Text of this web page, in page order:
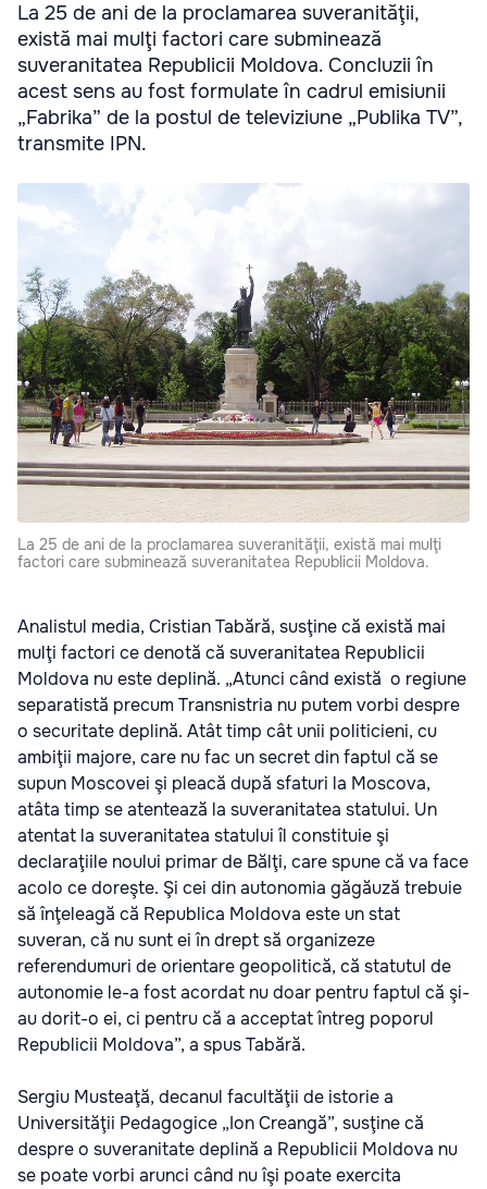
La 25 de ani de la proclamarea suveranităţii,
există mai mulţi factori care subminează
suveranitatea Republicii Moldova. Concluzii în
acest sens au fost formulate în cadrul emisiunii
„Fabrika” de la postul de televiziune „Publika TV”,
transmite IPN.
La 25 de ani de la proclamarea suveranităţii, există mai mulţi
factori care subminează suveranitatea Republicii Moldova.
Analistul media, Cristian Tabără, susţine că există mai
mulţi factori ce denotă că suveranitatea Republicii
Moldova nu este deplină. „Atunci când există o regiune
separatistă precum Transnistria nu putem vorbi despre
o securitate deplină. Atât timp cât unii politicieni, cu
ambiţii majore, care nu fac un secret din faptul că se
supun Moscovei şi pleacă după sfaturi la Moscova,
atâta timp se atentează la suveranitatea statului. Un
atentat la suveranitatea statului îl constituie şi
declaraţiile noului primar de Bălţi, care spune că va face
acolo ce doreşte. Şi cei din autonomia găgăuză trebuie
să înţeleagă că Republica Moldova este un stat
suveran, că nu sunt ei în drept să organizeze
referendumuri de orientare geopolitică, că statutul de
autonomie le-a fost acordat nu doar pentru faptul că şi-
au dorit-o ei, ci pentru că a acceptat întreg poporul
Republicii Moldova”, a spus Tabără.
Sergiu Musteaţă, decanul facultăţii de istorie a
Universităţii Pedagogice „Ion Creangă”, susţine că
despre o suveranitate deplină a Republicii Moldova nu
se poate vorbi arunci când nu îşi poate exercita